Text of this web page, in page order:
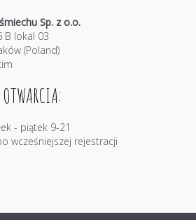
Sp. z o.o.
B lokal 03
(Poland)
- piątek 9-21
wcześniejszej rejestracji